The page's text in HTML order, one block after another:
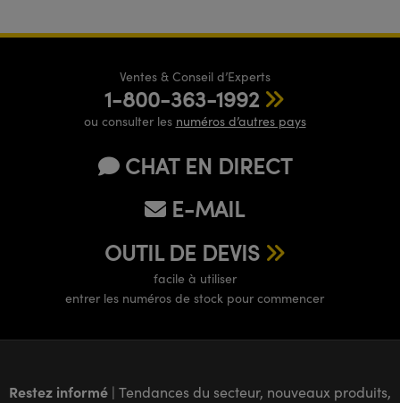
Ventes & Conseil d’Experts
1-800-363-1992
ou consulter les numéros d’autres pays
CHAT EN DIRECT
E-MAIL
OUTIL DE DEVIS
facile à utiliser
entrer les numéros de stock pour commencer
Restez informé | Tendances du secteur, nouveaux produits,